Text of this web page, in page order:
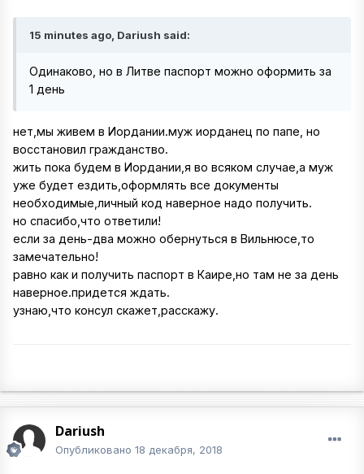
15 minutes ago, Dariush said:
Одинаково, но в Литве паспорт можно оформить за
1 день
нет,мы живем в Иордании.муж иорданец по папе, но
восстановил гражданство.
жить пока будем в Иордании,я во всяком случае,а муж
уже будет ездить,оформлять все документы
необходимые,личный код наверное надо получить.
но спасибо,что ответили!
если за день-два можно обернуться в Вильнюсе,то
замечательно!
равно как и получить паспорт в Каире,но там не за день
наверное.придется ждать.
узнаю,что консул скажет,расскажу.
Dariush
Опубликовано 18 декабря, 2018